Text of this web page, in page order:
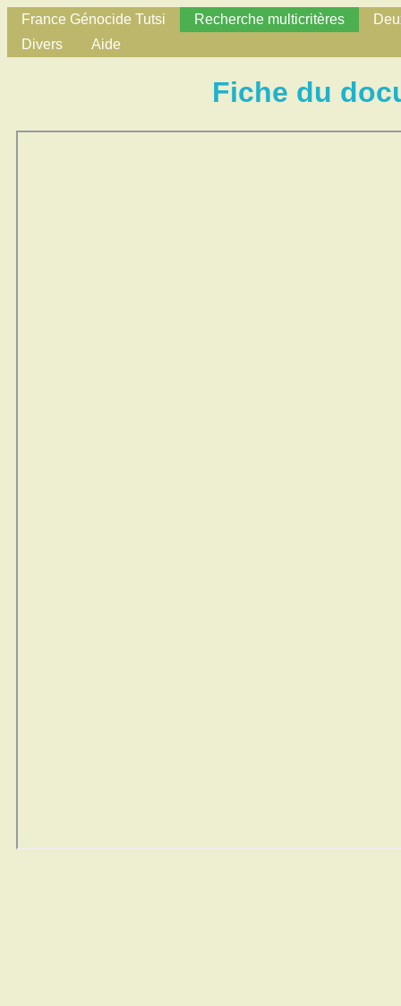
France Génocide Tutsi Recherche multicritères
Divers
Aide
Fiche du